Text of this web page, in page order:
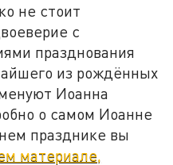
не стоит
с
празднования
из рождённых
Иоанна
о самом Иоанне
празднике вы
материале,